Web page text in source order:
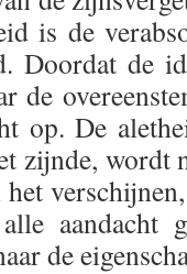
is de
Doordat de
de
op. De
zijnde, wordt
aandacht
de